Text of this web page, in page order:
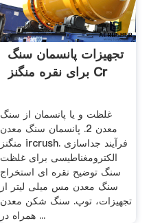
تجهیزات پانسمان سنگ
برای نقره منگنز Cr
غلظت و یا پانسمان از سنگ
معدن 2. پانسمان سنگ معدن
منگنز ircrush. فرآیند جداسازی
الکترومغناطیسی برای غلظت
سنگ توضیح نقره ای استخراج
سنگ معدن مس میلی لیتر از
تجهیزات، توپ. سنگ شکن معدن
همراه در ...